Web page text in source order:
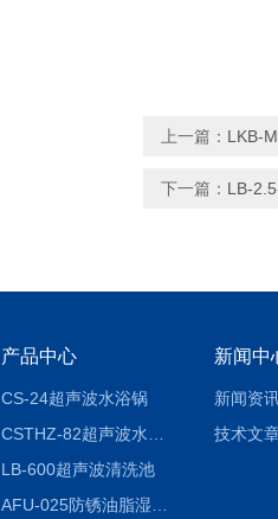
上一篇： LKB-
下一篇： LB-
产品中心
CS-24超声波水浴锅
LB-600超声波清洗池
新闻中
新闻资
技术文